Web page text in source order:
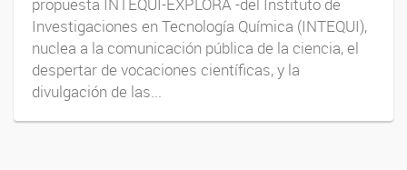
propuesta INTEQUI-EXPLORA -del Instituto de
Investigaciones en Tecnología Química (INTEQUI),
nuclea a la comunicación pública de la ciencia, el
despertar de vocaciones científicas, y la
divulgación de las...